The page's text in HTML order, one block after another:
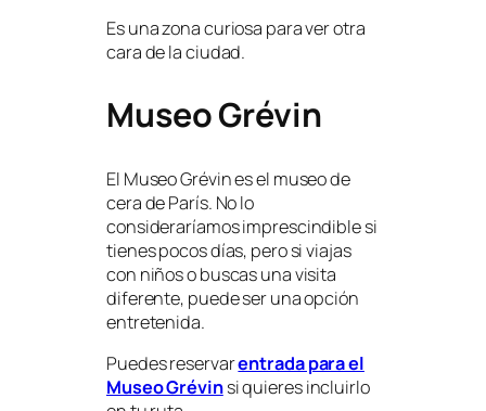
Es una zona curiosa para ver otra
cara de la ciudad.
Museo Grévin
El Museo Grévin es el museo de
cera de París. No lo
consideraríamos imprescindible si
tienes pocos días, pero si viajas
con niños o buscas una visita
diferente, puede ser una opción
entretenida.
Puedes reservarentrada para el
Museo Grévinsi quieres incluirlo